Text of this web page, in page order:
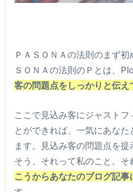
ＰＡＳＯＮＡの法則のまず
ＳＯＮＡの法則のＰとは、
客の問題点をしっかりと伝え
ここで見込み客にジャスト
とができれば、一気にあな
ます。見込み客の問題点を
そう、それって私のこと。
こうからあなたのブログ記